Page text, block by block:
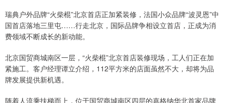
瑞典户外品牌“火柴棍”北京首店正加紧装修，法国小众品牌“波灵恩”中
国首店落地三里屯……行走北京，国际品牌争相设立首店，正成为消
费领域不断成长的新动能。
北京国贸商城南区一层，“火柴棍”北京首店装修现场，工人们正在加
紧施工。客户经理谭立介绍，112平方米的店面虽然不大，却将为品
牌发展提供新机遇。
随着人流乘扶梯而上，位于国贸商城南区四层的嘉格纳华北首家品牌